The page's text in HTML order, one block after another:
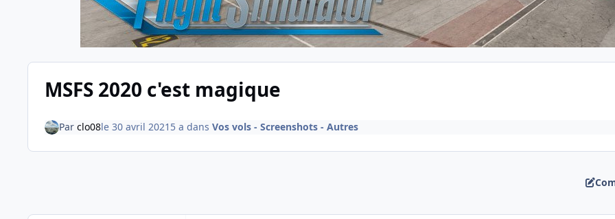
MSFS 2020 c'est magique
Par clo08le 30 avril 2021 5 a dans Vos vols - Screenshots - Autres